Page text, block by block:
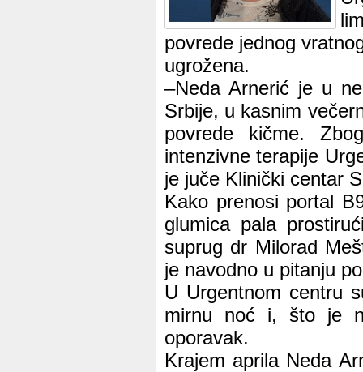
povrede jednog
ugrožena.
–Neda Arnerić je u
Srbije, u kasnim
povrede kičme.
intenzivne terapije
je juče Klinički centar
Kako prenosi portal
glumica pala
suprug dr Milorad
je navodno u pitanju
U Urgentnom centru
mirnu noć i, što je
oporavak.
Krajem aprila Neda